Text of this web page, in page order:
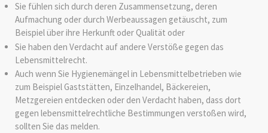
Sie fühlen sich durch deren Zusammensetzung, deren
Aufmachung oder durch Werbeaussagen getäuscht, zum
Beispiel über ihre Herkunft oder Qualität oder
Sie haben den Verdacht auf andere Verstöße gegen das
Lebensmittelrecht.
Auch wenn Sie Hygienemängel in Lebensmittelbetrieben wie
zum Beispiel Gaststätten, Einzelhandel, Bäckereien,
Metzgereien entdecken oder den Verdacht haben, dass dort
gegen lebensmittelrechtliche Bestimmungen verstoßen wird,
sollten Sie das melden.